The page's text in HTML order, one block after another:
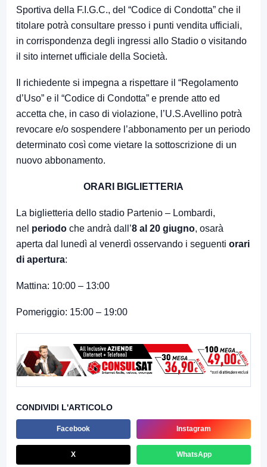
Sportiva della F.I.G.C., del “Codice di Condotta” che il
titolare potrà consultare presso i punti vendita ufficiali,
in corrispondenza degli ingressi allo Stadio o visitando
il sito internet ufficiale della Società.
Il richiedente si impegna a rispettare il “Regolamento
d’Uso” e il “Codice di Condotta” e prende atto ed
accetta che, in caso di violazione, l’U.S.Avellino potrà
revocare e/o sospendere l’abbonamento per un periodo
determinato così come vietare la sottoscrizione di un
nuovo abbonamento.
ORARI BIGLIETTERIA
La biglietteria dello stadio Partenio – Lombardi,
nel periodo che andrà dall’8 al 20 giugno, osarà
aperta dal lunedì al venerdì osservando i seguenti orari
di apertura:
Mattina: 10:00 – 13:00
Pomeriggio: 15:00 – 19:00
CONDIVIDI L'ARTICOLO
Facebook Instagram
X WhatsApp